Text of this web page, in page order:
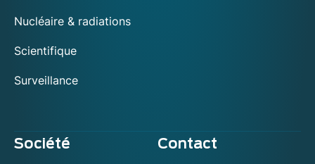
Nucléaire & radiations
Scientifique
Surveillance
Société Contact